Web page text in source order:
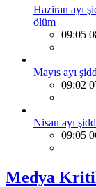
Haziran ayı
ölüm
09:05
Mayıs ayı
09:02
Nisan ayı
09:05
Medya